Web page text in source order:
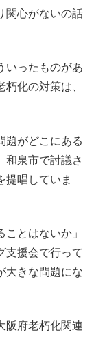
関心がないの話
いったものがあ
化の対策は、
題がどこにある
和泉市で討議さ
提唱していま
とはないか」
支援会で行って
大きな問題にな
阪府老朽化関連